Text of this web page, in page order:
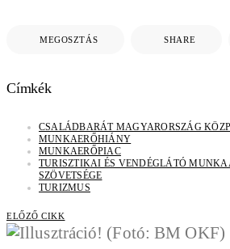
MEGOSZTÁS SHARE
Címkék
CSALÁDBARÁT MAGYARORSZÁG
MUNKAERŐHIÁNY
MUNKAERŐPIAC
TURISZTIKAI ÉS VENDÉGLÁTÓ
SZÖVETSÉGE
TURIZMUS
ELŐZŐ CIKK